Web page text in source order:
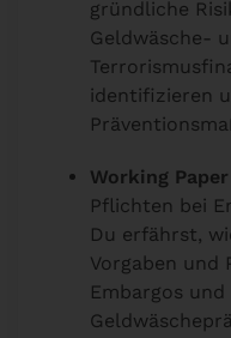
gründliche
Geldwäsche-
identifizieren
Working Paper
Pflichten bei
Du erfährst,
Vorgaben und
Embargos